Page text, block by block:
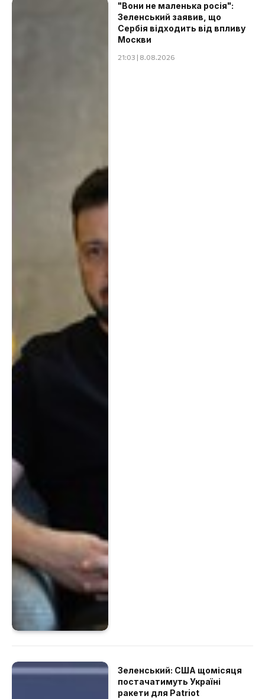
"Вони не маленька росія":
Зеленський заявив, що
Сербія відходить від впливу
Москви
21:03 | 8.08.2026
Зеленський: США щомісяця
постачатимуть Україні
ракети для Patriot